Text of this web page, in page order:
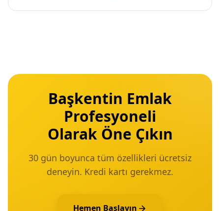
Başkentin Emlak
Profesyoneli
Olarak Öne Çıkın
30 gün boyunca tüm özellikleri ücretsiz
deneyin. Kredi kartı gerekmez.
Hemen Başlayın